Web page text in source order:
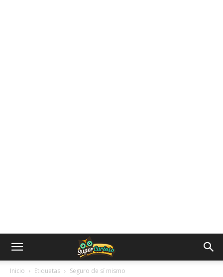
Inicio Etiquetas Seguro de sí mismo